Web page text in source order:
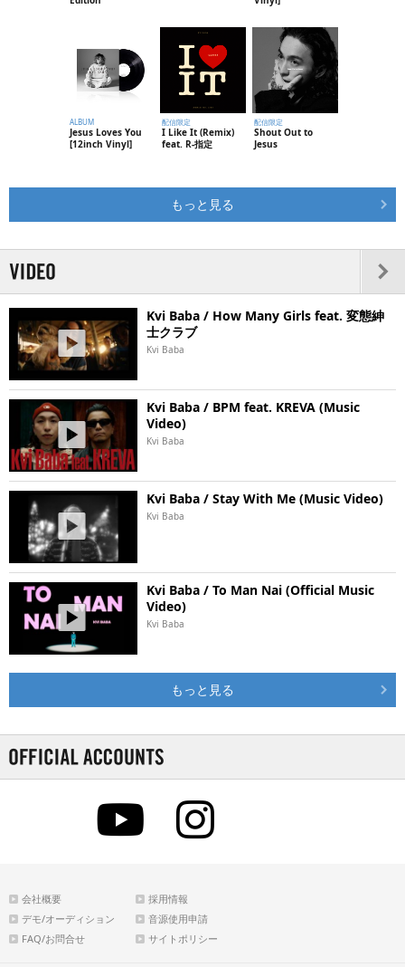
ALBUM
Jesus Loves You
[12inch Vinyl]
配信限定
I Like It (Remix)
feat. R-指定
配信限定
Shout Out to
Jesus
もっと見る
Kvi Baba / How Many Girls feat. 変態紳
士クラブ
Kvi Baba
Kvi Baba / BPM feat. KREVA (Music
Video)
Kvi Baba
Kvi Baba / Stay With Me (Music Video)
Kvi Baba
Kvi Baba / To Man Nai (Official Music
Video)
Kvi Baba
もっと見る
会社概要
採用情報
デモ/オーディション
音源使用申請
FAQ/お問合せ
サイトポリシー